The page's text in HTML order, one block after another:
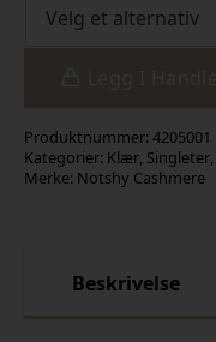
Produktnummer: 4205001
Kategorier: Klær, Singleter,
Merke: Notshy Cashmere
Beskrivelse